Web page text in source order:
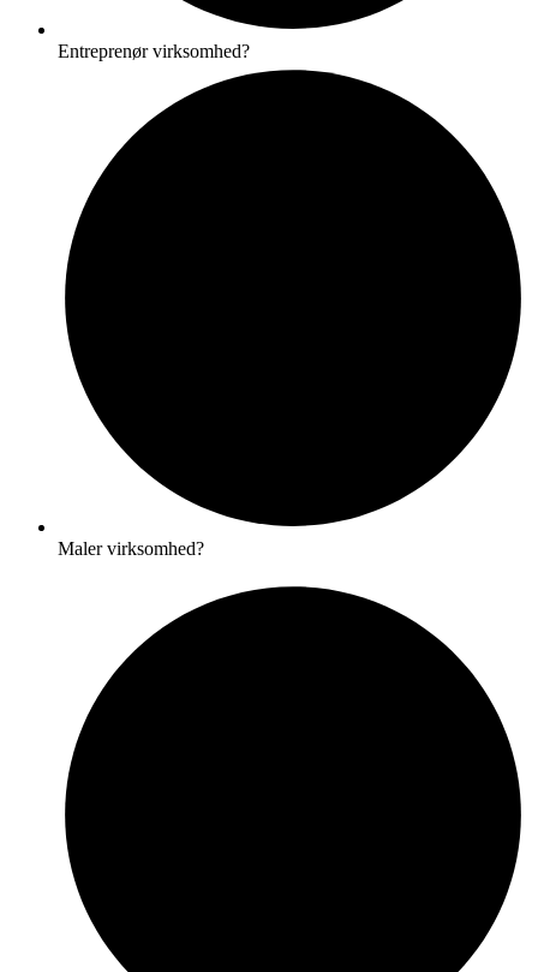
Entreprenør virksomhed?
Maler virksomhed?